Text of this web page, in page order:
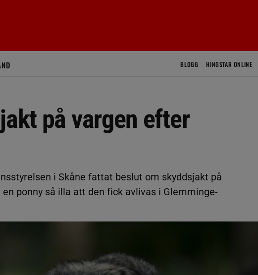
BLOGG HINGSTAR ONLINE
på vargen efter
i Skåne fattat beslut om skyddsjakt på
ponny så illa att den fick avlivas i Glemminge-